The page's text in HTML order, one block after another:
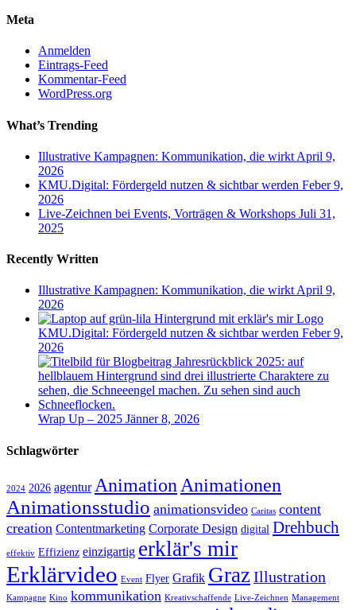
Meta
Anmelden
Eintrags-Feed
Kommentar-Feed
WordPress.org
What’s Trending
Illustrative Kampagnen: Kommunikation, die wirkt April 9,
2026
KMU.Digital: Fördergeld nutzen & sichtbar werden Feber 9,
2026
Live-Zeichnen bei Events, Vorträgen & Workshops Juli 31,
2025
Recently Written
Illustrative Kampagnen: Kommunikation, die wirkt April 9,
2026
KMU.Digital: Fördergeld nutzen & sichtbar werden Feber 9,
2026
Wrap Up – 2025 Jänner 8, 2026
Schlagwörter
2024 2026 agentur Animation Animationen
Animationsstudio animationsvideo Caritas content
creation Contentmarketing Corporate Design digital Drehbuch
effektiv Effizienz einzigartig erklär's mir
Erklärvideo Event Flyer Grafik GrazIllustration
Kampagne Kino kommunikation Kreativschaffende Live-Zeichnen Management